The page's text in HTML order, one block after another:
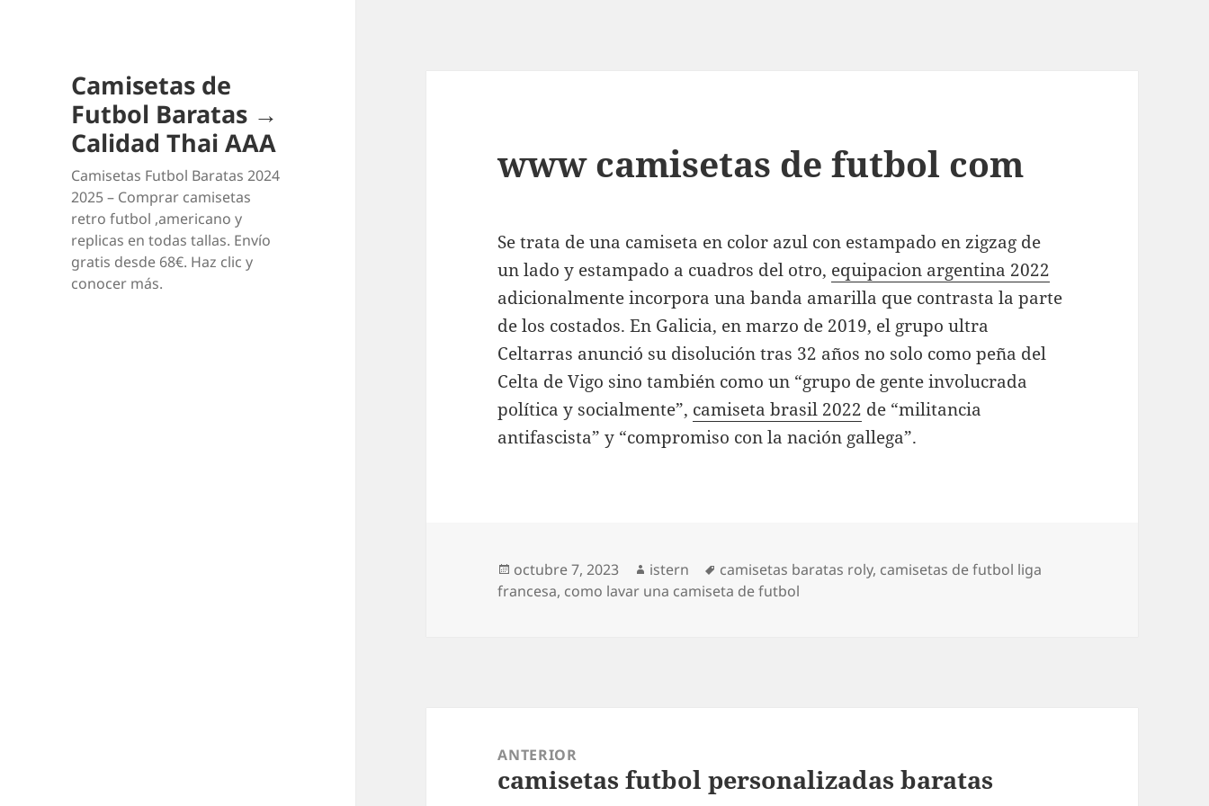
Camisetas de
Futbol Baratas →
Calidad Thai AAA
Camisetas Futbol Baratas 2024
2025 – Comprar camisetas
retro futbol ,americano y
replicas en todas tallas. Envío
gratis desde 68€. Haz clic y
conocer más.
www camisetas de futbol com
Se trata de una camiseta en color azul con estampado en zigzag de
un lado y estampado a cuadros del otro, equipacion argentina 2022
adicionalmente incorpora una banda amarilla que contrasta la parte
de los costados. En Galicia, en marzo de 2019, el grupo ultra
Celtarras anunció su disolución tras 32 años no solo como peña del
Celta de Vigo sino también como un “grupo de gente involucrada
política y socialmente”, camiseta brasil 2022 de “militancia
antifascista” y “compromiso con la nación gallega”.
Publicado
el
octubre 7, 2023 Autor
istern Etiquetas
camisetas baratas roly, camisetas de futbol liga
francesa, como lavar una camiseta de futbol
entradas
ANTERIOR
Entrada
camisetas futbol personalizadas baratas